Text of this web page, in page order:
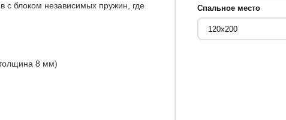
Спальное место
с блоком независимых пружин, где
8 мм)